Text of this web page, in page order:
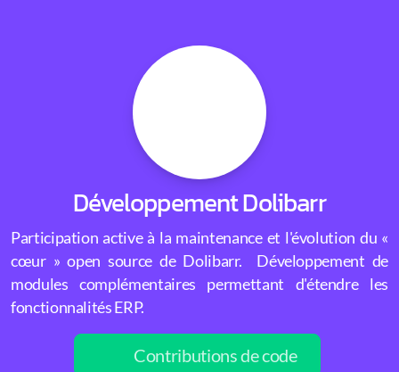
Développement Dolibarr
Participation active à la maintenance et l'évolution du «
cœur » open source de Dolibarr. Développement de
modules complémentaires permettant d'étendre les
fonctionnalités ERP.
Contributions de code